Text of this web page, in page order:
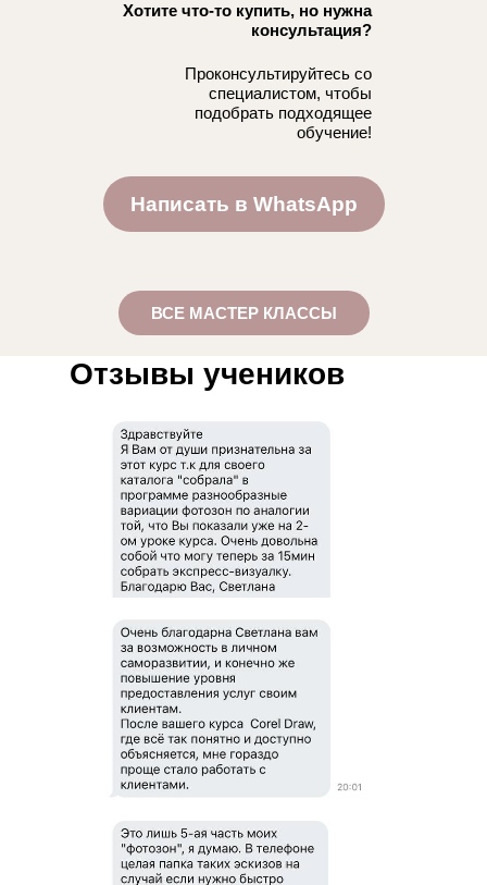
Написать в WhatsApp
Хотите что-то купить, но нужна
консультация?
Проконсультируйтесь со
специалистом, чтобы
подобрать подходящее
обучение!
ВСЕ МАСТЕР КЛАССЫ
Отзывы учеников